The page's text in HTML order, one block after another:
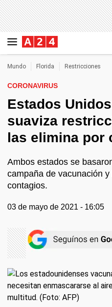
Mundo Florida Restricciones
CORONAVIRUS
Estados
suaviza
las elimina por
Ambos estados se
campaña de vacunación
contagios.
03 de mayo de 2021 - 16:05